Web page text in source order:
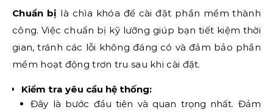
Chuẩn bị là chìa khóa để cài đặt phần mềm thành
công. Việc chuẩn bị kỹ lưỡng giúp bạn tiết kiệm thời
gian, tránh các lỗi không đáng có và đảm bảo phần
mềm hoạt động trơn tru sau khi cài đặt.
Kiểm tra yêu cầu hệ thống:
Đây là bước đầu tiên và quan trọng nhất. Đảm